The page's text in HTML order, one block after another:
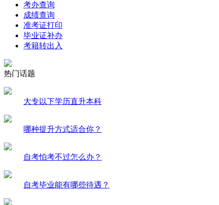
考办查询
成绩查询
准考证打印
毕业证补办
考籍转出入
热门话题
大专以下学历直升本科
哪种提升方式适合你？
自考怕考不过怎么办？
自考毕业能有哪些待遇？